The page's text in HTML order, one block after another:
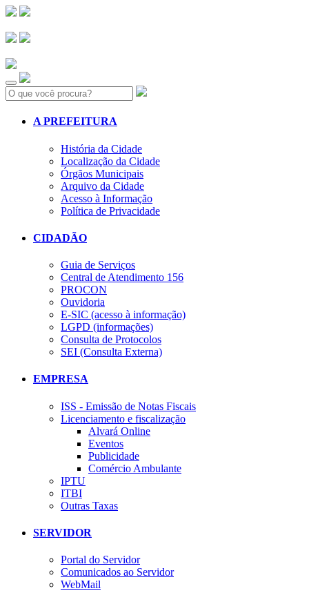
Search:
A PREFEITURA
História da Cidade
Localização da Cidade
Órgãos Municipais
Arquivo da Cidade
Acesso à Informação
Política de Privacidade
CIDADÃO
Guia de Serviços
Central de Atendimento 156
PROCON
Ouvidoria
E-SIC (acesso à informação)
LGPD (informações)
Consulta de Protocolos
SEI (Consulta Externa)
EMPRESA
ISS - Emissão de Notas Fiscais
Licenciamento e fiscalização
Alvará Online
Eventos
Publicidade
Comércio Ambulante
IPTU
ITBI
Outras Taxas
SERVIDOR
Portal do Servidor
Comunicados ao Servidor
WebMail